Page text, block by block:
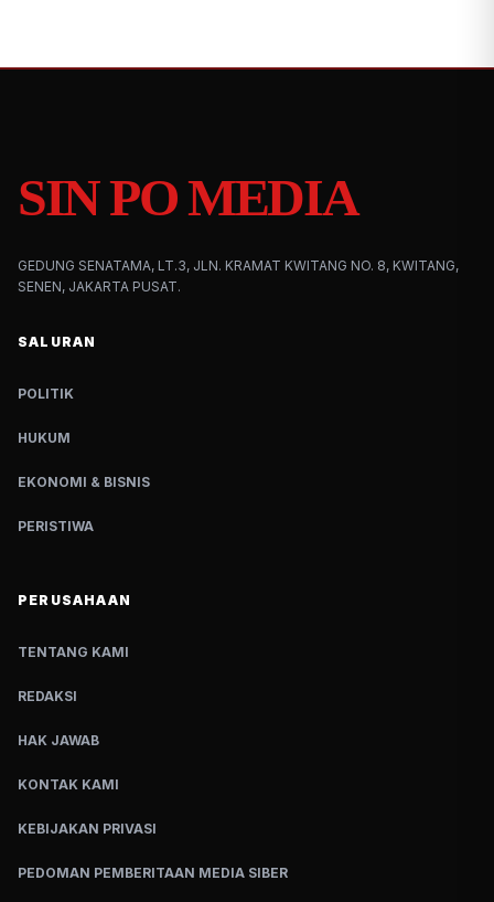
SIN PO MEDIA
GEDUNG SENATAMA, LT.3, JLN. KRAMAT KWITANG NO. 8, KWITANG,
SENEN, JAKARTA PUSAT.
SALURAN
POLITIK
HUKUM
EKONOMI & BISNIS
PERISTIWA
PERUSAHAAN
TENTANG KAMI
REDAKSI
HAK JAWAB
KONTAK KAMI
KEBIJAKAN PRIVASI
PEDOMAN PEMBERITAAN MEDIA SIBER